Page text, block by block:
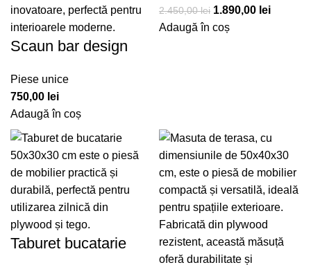
Scaun bar design
Piese unice
750,00 lei
Adaugă în coș
2.450,00lei 1.890,00 lei
Adaugă în coș
Taburet bucatarie